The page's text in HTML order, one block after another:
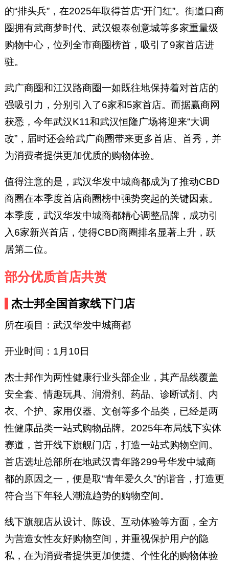
的“排头兵”，在2025年取得首店“开门红”。街道口商
圈拥有武商梦时代、武汉银泰创意城等多家重量级
购物中心，位列全市商圈榜首，吸引了9家首店进
驻。
武广商圈和江汉路商圈一如既往地保持着对首店的
强吸引力，分别引入了6家和5家首店。而据赢商网
获悉，今年武汉K11和武汉恒隆广场将迎来“大调
改”，届时还会给武广商圈带来更多首店、首秀，并
为消费者提供更加优质的购物体验。
值得注意的是，武汉华发中城商都成为了推动CBD
商圈在本季度首店商圈榜中强势突起的关键因素。
本季度，武汉华发中城商都精心调整品牌，成功引
入6家新兴首店，使得CBD商圈排名显著上升，跃
居第二位。
部分优质首店共赏
杰士邦全国首家线下门店
所在项目：武汉华发中城商都
开业时间：1月10日
杰士邦作为两性健康行业头部企业，其产品线覆盖
安全套、情趣玩具、润滑剂、药品、诊断试剂、内
衣、个护、家用仪器、文创等多个品类，已经是两
性健康品类一站式购物品牌。2025年布局线下实体
赛道，首开线下旗舰门店，打造一站式购物空间。
首店选址总部所在地武汉青年路299号华发中城商
都的原因之一，便是取“青年爱久久”的谐音，打造更
符合当下年轻人潮流趋势的购物空间。
线下旗舰店从设计、陈设、互动体验等方面，全方
为营造女性友好购物空间，并重视保护用户的隐
私，在为消费者提供更加便捷、个性化的购物体验